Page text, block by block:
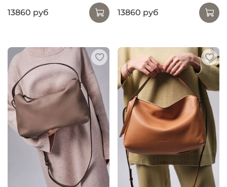
13860 руб
13860 руб